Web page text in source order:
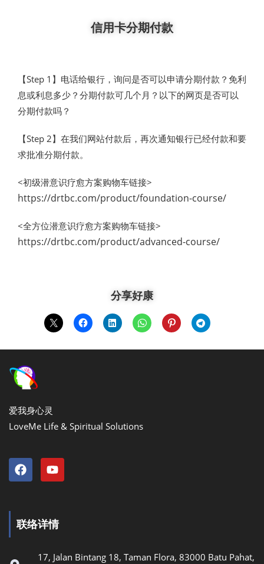
信用卡分期付款
【Step 1】电话给银行，询问是否可以申请分期付款？免利
息或利息多少？分期付款可几个月？以下的网页是否可以
分期付款吗？
【Step 2】在我们网站付款后，再次通知银行已经付款和要
求批准分期付款。
<初级潜意识疗愈方案购物车链接>
https://drtbc.com/product/foundation-course/
<全方位潜意识疗愈方案购物车链接>
https://drtbc.com/product/advanced-course/
分享好康
爱我身心灵
LoveMe Life & Spiritual Solutions
联络详情
17, Jalan Bintang 18, Taman Flora, 83000 Batu Pahat,